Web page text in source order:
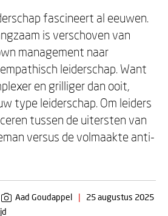
fascineert al eeuwen.
is verschoven van
management naar
leiderschap. Want
en grilliger dan ooit,
type leiderschap. Om leiders
tussen de uitersten van
versus de volmaakte anti-
Aad Goudappel |
25 augustus 2025